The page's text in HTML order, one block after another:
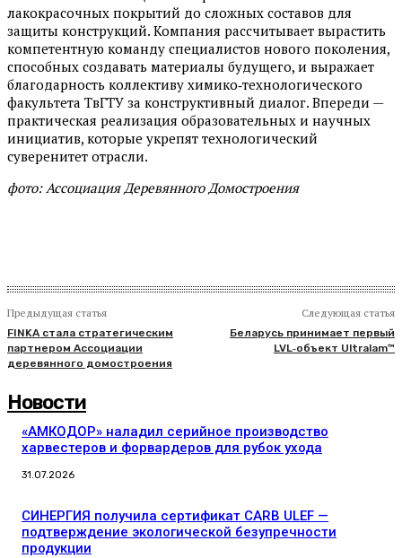
лакокрасочных покрытий до сложных составов для
защиты конструкций. Компания рассчитывает вырастить
компетентную команду специалистов нового поколения,
способных создавать материалы будущего, и выражает
благодарность коллективу химико‑технологического
факультета ТвГТУ за конструктивный диалог. Впереди —
практическая реализация образовательных и научных
инициатив, которые укрепят технологический
суверенитет отрасли.
фото: Ассоциация Деревянного Домостроения
Предыдущая статья
FINKA стала стратегическим
партнером Ассоциации
деревянного домостроения
Следующая статья
Беларусь принимает первый
LVL‑объект Ultralam™
Новости
«АМКОДОР» наладил серийное производство
харвестеров и форвардеров для рубок ухода
31.07.2026
СИНЕРГИЯ получила сертификат CARB ULEF —
подтверждение экологической безупречности
продукции